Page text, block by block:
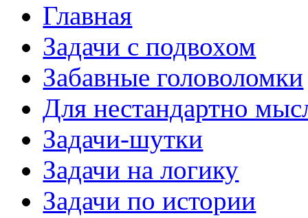
Главная
Задачи с подвохом
Забавные головоломки
Для нестандартно
Задачи-шутки
Задачи на логику
Задачи по истории